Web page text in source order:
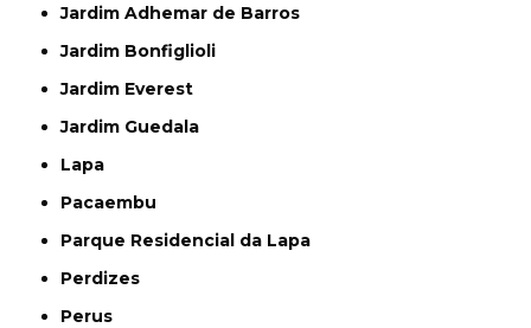
Jardim Adhemar de Barros
Jardim Bonfiglioli
Jardim Everest
Jardim Guedala
Lapa
Pacaembu
Parque Residencial da Lapa
Perdizes
Perus